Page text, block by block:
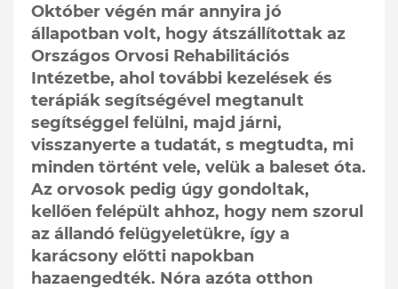
Október végén már annyira jó
állapotban volt, hogy átszállítottak az
Országos Orvosi Rehabilitációs
Intézetbe, ahol további kezelések és
terápiák segítségével megtanult
segítséggel felülni, majd járni,
visszanyerte a tudatát, s megtudta, mi
minden történt vele, velük a baleset óta.
Az orvosok pedig úgy gondoltak,
kellően felépült ahhoz, hogy nem szorul
az állandó felügyeletükre, így a
karácsony előtti napokban
hazaengedték. Nóra azóta otthon